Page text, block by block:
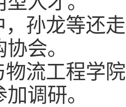
，孙龙等还
会。
物流工程学
调研。